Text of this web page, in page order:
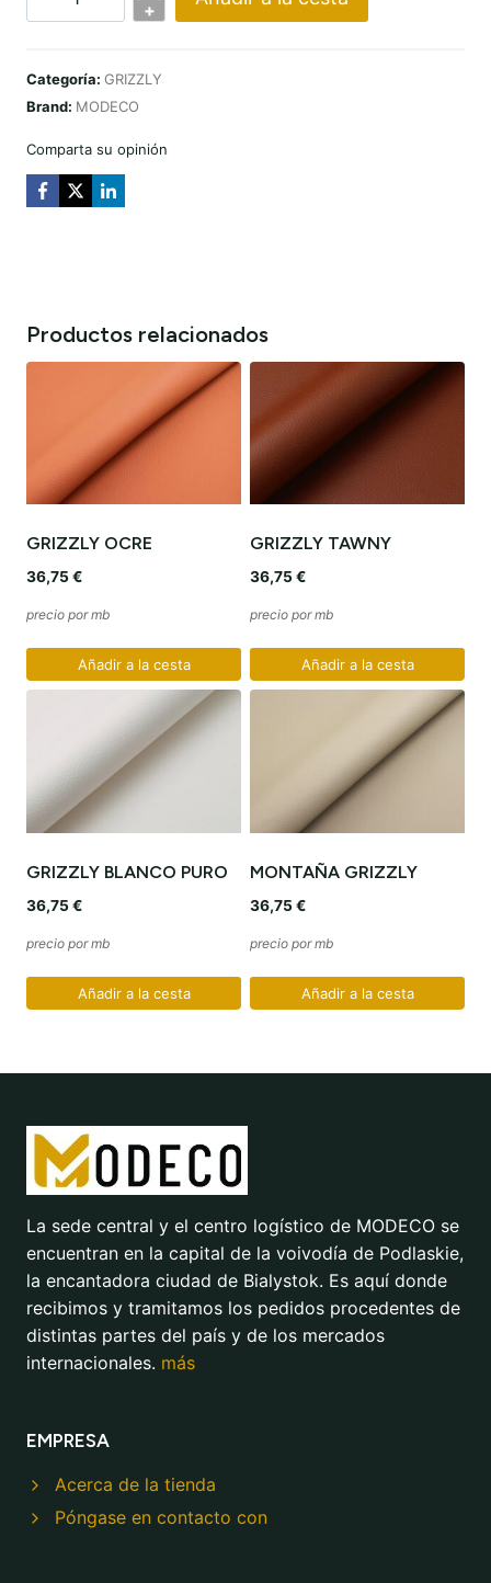
Cantidad
+
Categoría: GRIZZLY
Brand: MODECO
Comparta su opinión
Productos relacionados
GRIZZLY OCRE
36,75€
precio por mb
Añadir a la cesta
GRIZZLY TAWNY
36,75€
precio por mb
Añadir a la cesta
GRIZZLY BLANCO PURO
36,75€
precio por mb
Añadir a la cesta
MONTAÑA GRIZZLY
36,75€
precio por mb
Añadir a la cesta
La sede central y el centro logístico de MODECO se
encuentran en la capital de la voivodía de Podlaskie,
la encantadora ciudad de Bialystok. Es aquí donde
recibimos y tramitamos los pedidos procedentes de
distintas partes del país y de los mercados
internacionales. más
EMPRESA
Acerca de la tienda
Póngase en contacto con